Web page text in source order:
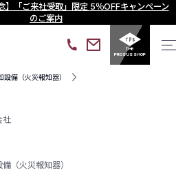
】「ご来社受取」限定 5％OFFキャンペーン
のご案内
THE
PROSUS SHOP
設備（火災報知器）
社
（火災報知器）